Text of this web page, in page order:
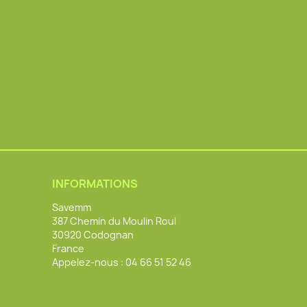
INFORMATIONS
Savemm
387 Chemin du Moulin Roul
30920 Codognan
France
Appelez-nous : 04 66 51 52 46